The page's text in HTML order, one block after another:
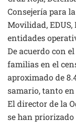
Consejería para
Movilidad,
entidades
De acuerdo con
familias en el
aproximado de
samario, tanto
El director de la
se han priorizado